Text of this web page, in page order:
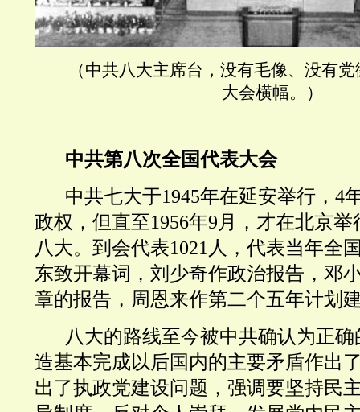
（中共八大主席台，没有毛像、没有
大会横幅。
）
中共第八次全国代表大会
中共七大于1945年在延安举行，4
政权，但直至1956年9月，才在北京
八大。到会代表1021人，代表当年全
东致开幕词，刘少奇作政治报告，邓
章的报告，周恩来作第二个五年计划
八大的路线至今被中共确认为正
造基本完成以后国内的主要矛盾作出
出了执政党建设问题，强调要坚持民